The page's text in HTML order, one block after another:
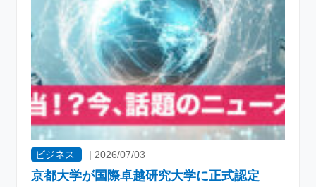
ビジネス | 2026/07/03
京都大学が国際卓越研究大学に正式認定